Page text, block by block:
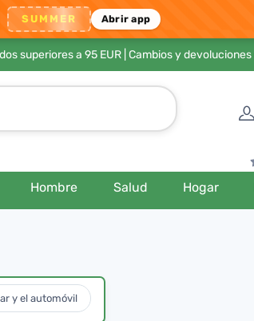
SUMMER Abrir app
superiores a 95 EUR| Cambios y
Hombre Salud Hogar
y el automóvil